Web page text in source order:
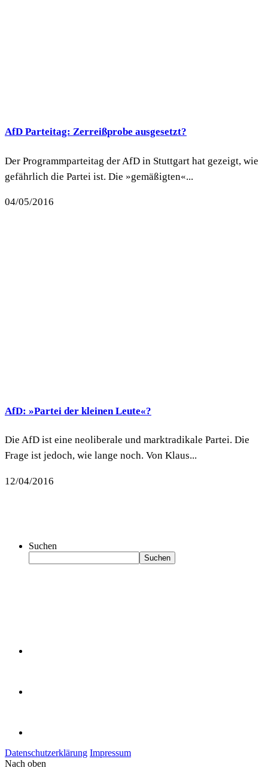
AfD Parteitag: Zerreißprobe ausgesetzt?
Der Programmparteitag der AfD in Stuttgart hat gezeigt, wie
gefährlich die Partei ist. Die »gemäßigten«...
04/05/2016
AfD: »Partei der kleinen Leute«?
Die AfD ist eine neoliberale und marktradikale Partei. Die
Frage ist jedoch, wie lange noch. Von Klaus...
12/04/2016
Suchen
Suchen
Datenschutzerklärung Impressum
Nach oben